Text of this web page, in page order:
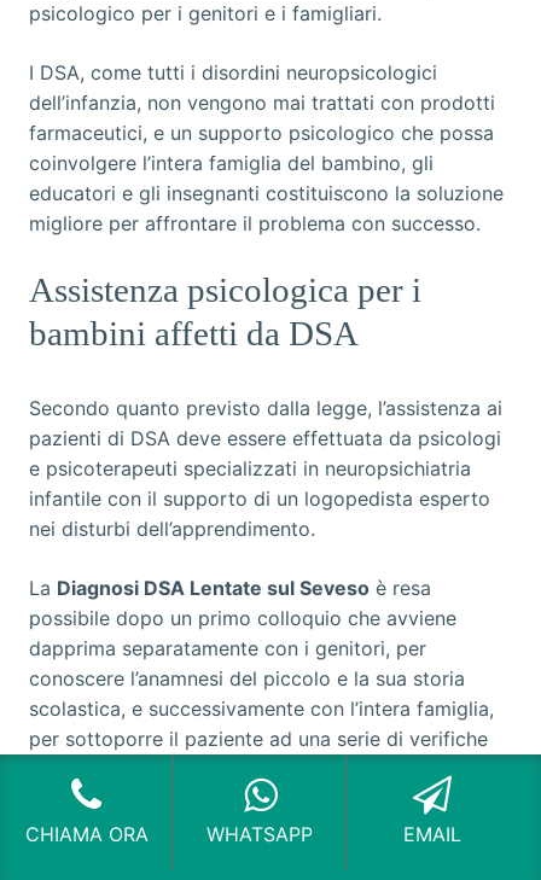
psicologico per i genitori e i famigliari.
I DSA, come tutti i disordini neuropsicologici
dell’infanzia, non vengono mai trattati con prodotti
farmaceutici, e un supporto psicologico che possa
coinvolgere l’intera famiglia del bambino, gli
educatori e gli insegnanti costituiscono la soluzione
migliore per affrontare il problema con successo.
Assistenza psicologica per i
bambini affetti da DSA
Secondo quanto previsto dalla legge, l’assistenza ai
pazienti di DSA deve essere effettuata da psicologi
e psicoterapeuti specializzati in neuropsichiatria
infantile con il supporto di un logopedista esperto
nei disturbi dell’apprendimento.
La Diagnosi DSA Lentate sul Seveso è resa
possibile dopo un primo colloquio che avviene
dapprima separatamente con i genitori, per
conoscere l’anamnesi del piccolo e la sua storia
scolastica, e successivamente con l’intera famiglia,
per sottoporre il paziente ad una serie di verifiche
Dopo avere esclusa la presenza di patologie fisiche
CHIAMA ORA WHATSAPP EMAIL